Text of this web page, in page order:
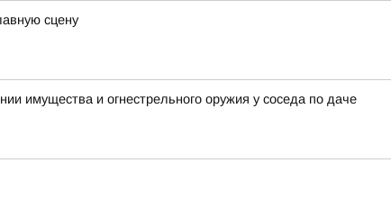
сцену
имущества и огнестрельного оружия у соседа по даче